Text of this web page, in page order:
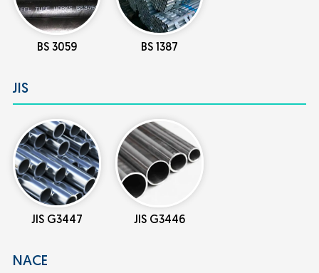
BS 3059 BS 1387
JIS
JIS G3447 JIS G3446
NACE